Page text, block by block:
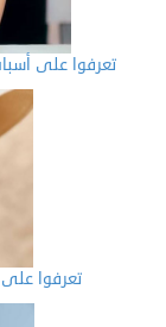
تعرفوا على
تعرفوا